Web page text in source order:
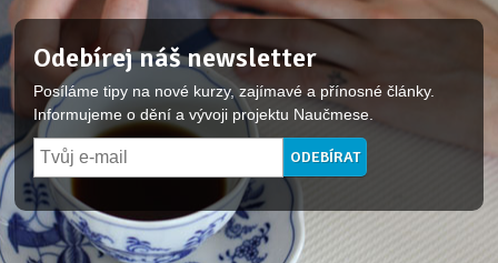
Odebírej náš newsletter
Posíláme tipy na nové kurzy, zajímavé a přínosné články.
Informujeme o dění a vývoji projektu Naučmese.